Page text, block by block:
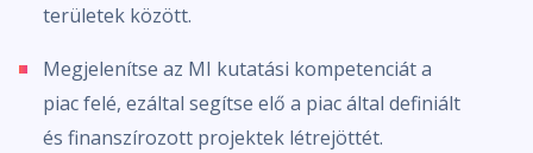
területek között.
Megjelenítse az MI kutatási kompetenciát a
piac felé, ezáltal segítse elő a piac által definiált
és finanszírozott projektek létrejöttét.